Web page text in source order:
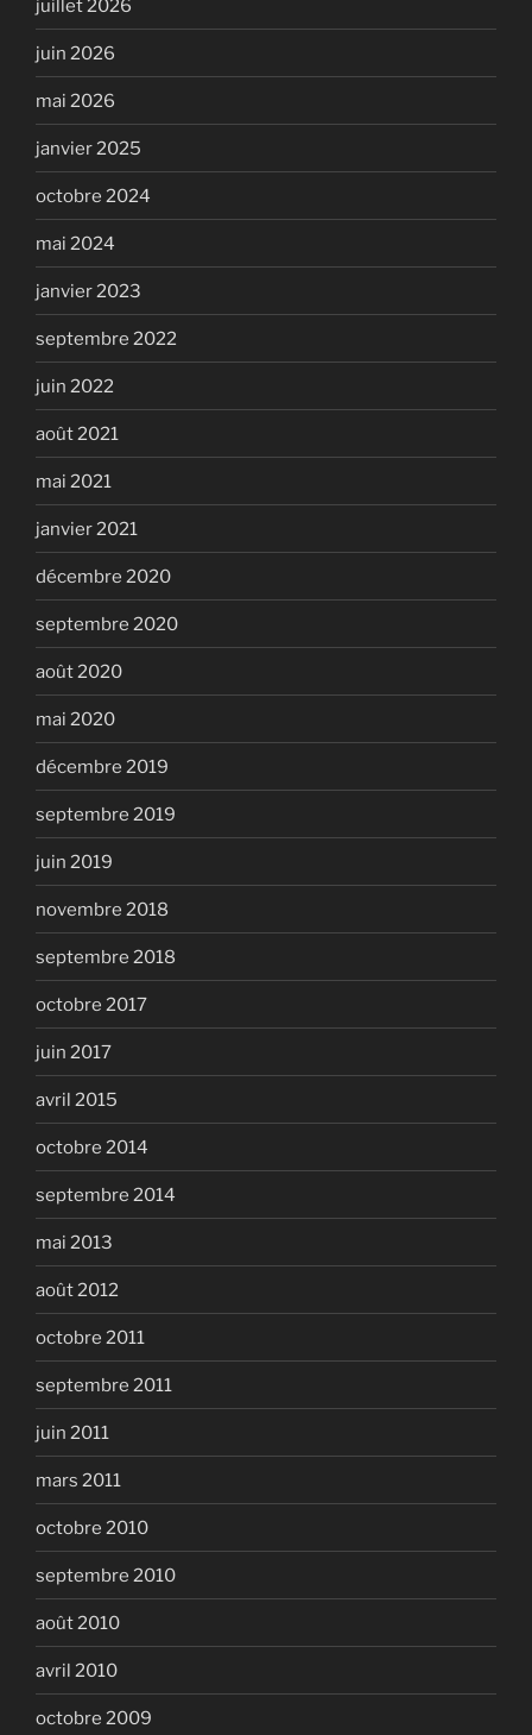
juillet 2026
juin 2026
mai 2026
janvier 2025
octobre 2024
mai 2024
janvier 2023
septembre 2022
juin 2022
août 2021
mai 2021
janvier 2021
décembre 2020
septembre 2020
août 2020
mai 2020
décembre 2019
septembre 2019
juin 2019
novembre 2018
septembre 2018
octobre 2017
juin 2017
avril 2015
octobre 2014
septembre 2014
mai 2013
août 2012
octobre 2011
septembre 2011
juin 2011
mars 2011
octobre 2010
septembre 2010
août 2010
avril 2010
octobre 2009